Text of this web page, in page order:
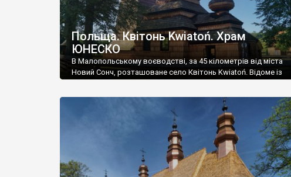
Польща. Квітонь Kwiatoń. Храм
ЮНЕСКО
В Малопольському воєводстві, за 45 кілометрів від міста
Новий Сонч, розташоване село Квітонь Kwiatoń. Відоме із
були українцями, і лише 10 – поляками. Все змінилося після
операції “Вісла” у 1946 році. Усіх українців було